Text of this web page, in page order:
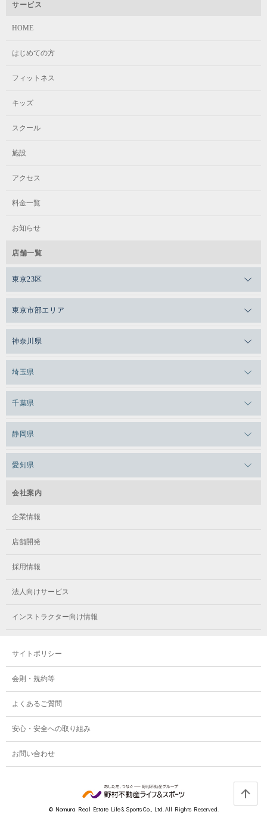
サービス
HOME
はじめての方
フィットネス
キッズ
スクール
施設
アクセス
料金一覧
お知らせ
店舗一覧
東京23区
メガロスルフレ恵比寿
メガロス日比谷シャンテ
メガロス田端
メガロスルフレ田端
メガロスキッズ錦糸町
メガロス葛飾
東京市部エリア
メガロス三鷹
メガロスルフレ三鷹
メガロスルフレ武蔵小金井
メガロス小平テニススクール
メガロス玉川学園テニススクール
メガロス東小金井学童クラブ
神奈川県
メガロス上永谷
メガロスルフレ上永谷
メガロス日吉
メガロス綱島
メガロスルフレ綱島
メガロス市ヶ尾
メガロス鷺沼
メガロスルフレ鷺沼
メガロス相模大野
メガロス大和
埼玉県
メガロスルフレ草加
千葉県
メガロス本八幡
静岡県
愛知県
メガロステラッセ納屋橋
メガロス千種
会社案内
企業情報
店舗開発
採用情報
法人向けサービス
インストラクター向け情報
サイトポリシー
会則・規約等
よくあるご質問
安心・安全への取り組み
お問い合わせ
© Nomura Real Estate Life & Sports Co., Ltd. All Rights Reserved.